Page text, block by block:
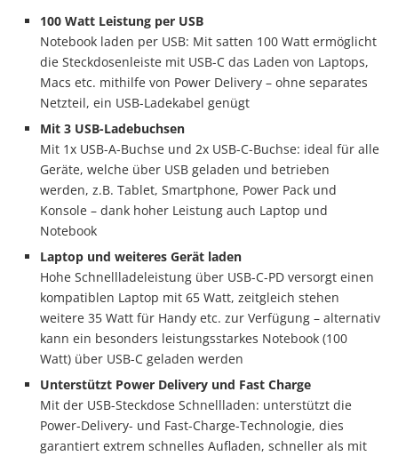
100 Watt Leistung per USB
Notebook laden per USB: Mit satten 100 Watt ermöglicht
die Steckdosenleiste mit USB-C das Laden von Laptops,
Macs etc. mithilfe von Power Delivery – ohne separates
Netzteil, ein USB-Ladekabel genügt
Mit 3 USB-Ladebuchsen
Mit 1x USB-A-Buchse und 2x USB-C-Buchse: ideal für alle
Geräte, welche über USB geladen und betrieben
werden, z.B. Tablet, Smartphone, Power Pack und
Konsole – dank hoher Leistung auch Laptop und
Notebook
Laptop und weiteres Gerät laden
Hohe Schnellladeleistung über USB-C-PD versorgt einen
kompatiblen Laptop mit 65 Watt, zeitgleich stehen
weitere 35 Watt für Handy etc. zur Verfügung – alternativ
kann ein besonders leistungsstarkes Notebook (100
Watt) über USB-C geladen werden
Unterstützt Power Delivery und Fast Charge
Mit der USB-Steckdose Schnellladen: unterstützt die
Power-Delivery- und Fast-Charge-Technologie, dies
garantiert extrem schnelles Aufladen, schneller als mit